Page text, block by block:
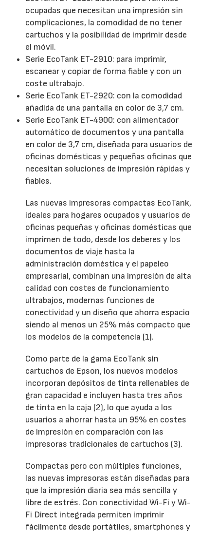
ocupadas que necesitan una impresión sin
complicaciones, la comodidad de no tener
cartuchos y la posibilidad de imprimir desde
el móvil.
Serie EcoTank ET-2910: para imprimir,
escanear y copiar de forma fiable y con un
coste ultrabajo.
Serie EcoTank ET-2920: con la comodidad
añadida de una pantalla en color de 3,7 cm.
Serie EcoTank ET-4900: con alimentador
automático de documentos y una pantalla
en color de 3,7 cm, diseñada para usuarios de
oficinas domésticas y pequeñas oficinas que
necesitan soluciones de impresión rápidas y
fiables.
Las nuevas impresoras compactas EcoTank,
ideales para hogares ocupados y usuarios de
oficinas pequeñas y oficinas domésticas que
imprimen de todo, desde los deberes y los
documentos de viaje hasta la
administración doméstica y el papeleo
empresarial, combinan una impresión de alta
calidad con costes de funcionamiento
ultrabajos, modernas funciones de
conectividad y un diseño que ahorra espacio
siendo al menos un 25% más compacto que
los modelos de la competencia (1).
Como parte de la gama EcoTank sin
cartuchos de Epson, los nuevos modelos
incorporan depósitos de tinta rellenables de
gran capacidad e incluyen hasta tres años
de tinta en la caja (2), lo que ayuda a los
usuarios a ahorrar hasta un 95% en costes
de impresión en comparación con las
impresoras tradicionales de cartuchos (3).
Compactas pero con múltiples funciones,
las nuevas impresoras están diseñadas para
que la impresión diaria sea más sencilla y
libre de estrés. Con conectividad Wi-Fi y Wi-
Fi Direct integrada permiten imprimir
fácilmente desde portátiles, smartphones y